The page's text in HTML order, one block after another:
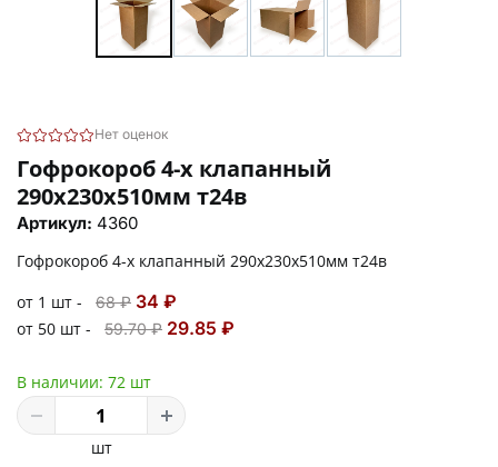
Нет оценок
Гофрокороб 4-х клапанный
290х230х510мм т24в
Артикул: 4360
Гофрокороб 4-х клапанный 290х230х510мм т24в
от 1 шт -
68 ₽ 34 ₽
от 50 шт - 59.70 ₽ 29.85 ₽
В наличии: 72 шт
шт